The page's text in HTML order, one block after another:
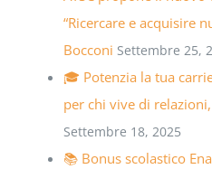
“Ricercare e acquisire
Bocconi Settembre 25,
🎓 Potenzia la tua
per chi vive di
Settembre 18, 2025
📚 Bonus scolastico